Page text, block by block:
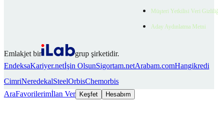
Müşteri Yetkilisi Veri
Aday Aydınlatma Metni
Emlakjet bir
grup şirketidir.
EndeksaKariyer.netİşin OlsunSigortam.netArabam.comHangikredi
CimriNeredekalSteelOrbisChemorbis
AraFavorilerimİlan Ver Keşfet Hesabım